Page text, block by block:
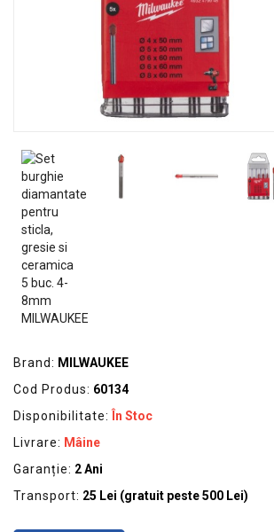
KITURI
FOTOVOLTAICE
Brand: MILWAUKEE
Cod Produs: 60134
Disponibilitate:
În Stoc
Livrare: Mâine
Garanție: 2 Ani
Transport: 25 Lei (gratuit peste 500 Lei)